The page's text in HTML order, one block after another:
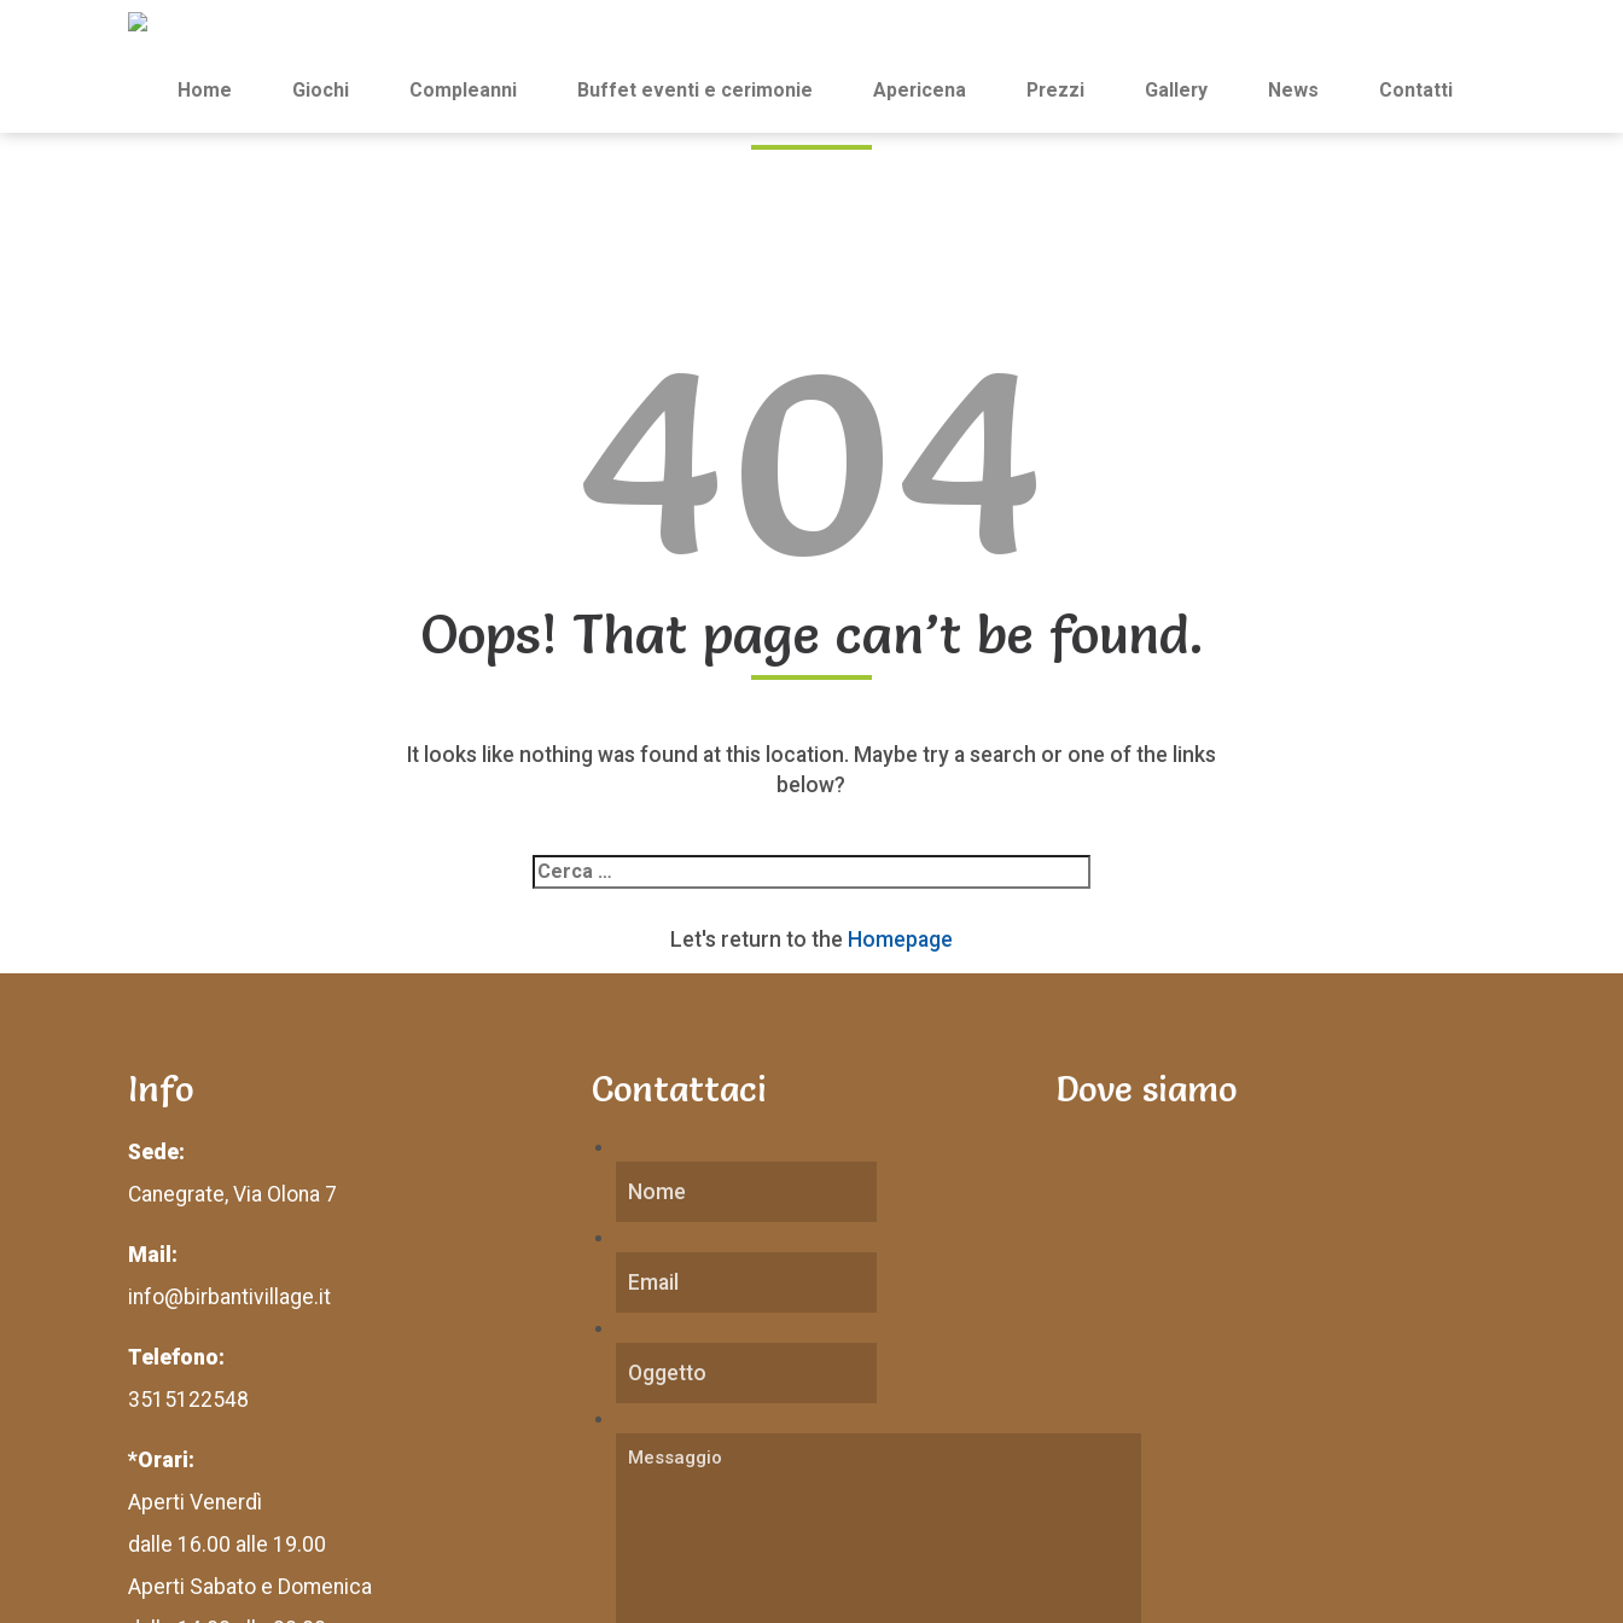
Home Giochi Compleanni Buffet eventi e cerimonie Apericena Prezzi Gallery News Contatti
404
Oops! That page can’t be found.
It looks like nothing was found at this location. Maybe try a search or one of the links
below?
per:
Let's return to the Homepage
Info
Sede:
Canegrate, Via Olona 7
Mail:
info@birbantivillage.it
Telefono:
3515122548
*Orari:
Aperti Venerdì
dalle 16.00 alle 19.00
Aperti Sabato e Domenica
Contattaci Dove siamo